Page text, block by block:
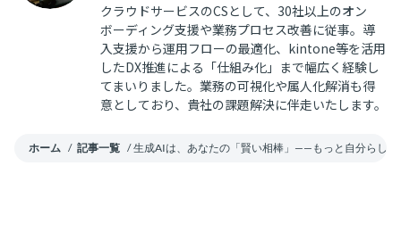
クラウドサービスのCSとして、30社以上のオン
ボーディング支援や業務プロセス改善に従事。導
入支援から運用フローの最適化、kintone等を活用
したDX推進による「仕組み化」まで幅広く経験し
てまいりました。業務の可視化や属人化解消も得
意としており、貴社の課題解決に伴走いたします。
ホーム / 記事一覧 /生成AIは、あなたの「賢い相棒」——もっと自分らしい